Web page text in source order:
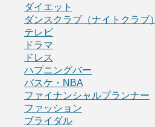
ダイエット
ダンスクラブ（ナイトクラブ）
テレビ
ドラマ
ドレス
ハプニングバー
バスケ・NBA
ファイナンシャルプランナー
ファッション
ブライダル